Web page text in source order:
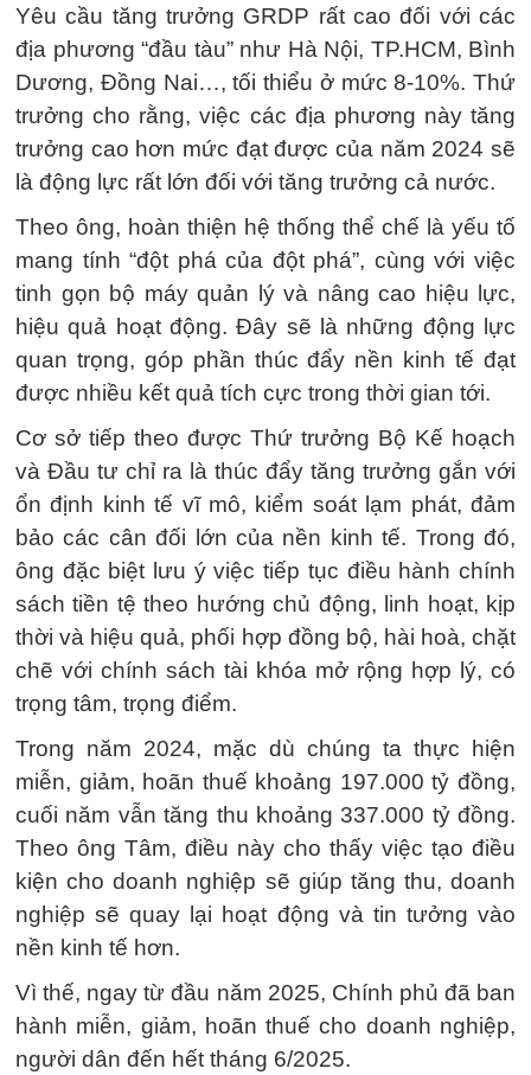
Yêu cầu tăng trưởng GRDP rất cao đối với các
địa phương “đầu tàu” như Hà Nội, TP.HCM, Bình
Dương, Đồng Nai…, tối thiểu ở mức 8-10%. Thứ
trưởng cho rằng, việc các địa phương này tăng
trưởng cao hơn mức đạt được của năm 2024 sẽ
là động lực rất lớn đối với tăng trưởng cả nước.
Theo ông, hoàn thiện hệ thống thể chế là yếu tố
mang tính “đột phá của đột phá”, cùng với việc
tinh gọn bộ máy quản lý và nâng cao hiệu lực,
hiệu quả hoạt động. Đây sẽ là những động lực
quan trọng, góp phần thúc đẩy nền kinh tế đạt
được nhiều kết quả tích cực trong thời gian tới.
Cơ sở tiếp theo được Thứ trưởng Bộ Kế hoạch
và Đầu tư chỉ ra là thúc đẩy tăng trưởng gắn với
ổn định kinh tế vĩ mô, kiểm soát lạm phát, đảm
bảo các cân đối lớn của nền kinh tế. Trong đó,
ông đặc biệt lưu ý việc tiếp tục điều hành chính
sách tiền tệ theo hướng chủ động, linh hoạt, kịp
thời và hiệu quả, phối hợp đồng bộ, hài hoà, chặt
chẽ với chính sách tài khóa mở rộng hợp lý, có
trọng tâm, trọng điểm.
Trong năm 2024, mặc dù chúng ta thực hiện
miễn, giảm, hoãn thuế khoảng 197.000 tỷ đồng,
cuối năm vẫn tăng thu khoảng 337.000 tỷ đồng.
Theo ông Tâm, điều này cho thấy việc tạo điều
kiện cho doanh nghiệp sẽ giúp tăng thu, doanh
nghiệp sẽ quay lại hoạt động và tin tưởng vào
nền kinh tế hơn.
Vì thế, ngay từ đầu năm 2025, Chính phủ đã ban
hành miễn, giảm, hoãn thuế cho doanh nghiệp,
người dân đến hết tháng 6/2025.